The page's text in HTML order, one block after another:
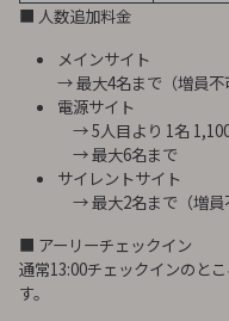
■ 人数追加料金
メインサイト
→ 最大4名まで（増員不
電源サイト
→ 5人目より 1名
→ 最大6名まで
サイレントサイト
→ 最大2名まで（増員
■ アーリーチェックイン
通常13:00チェックインのと
す。